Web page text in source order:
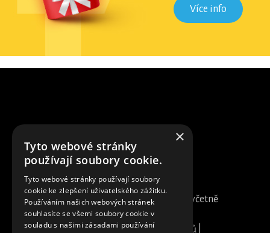
Více info
DDs group s.r.o. | IČ: 28146298, DIČ:
CZ28146298 | Všechny ceny uvedeny včetně
DPH | Žižkova tř. 309/12 37001 České
Budějovice |Ochrana osobních údajů
×
Tyto webové stránky
používají soubory cookie.
Tyto webové stránky používají soubory
cookie ke zlepšení uživatelského zážitku.
Používáním našich webových stránek
souhlasíte se všemi soubory cookie v
souladu s našimi zásadami používání